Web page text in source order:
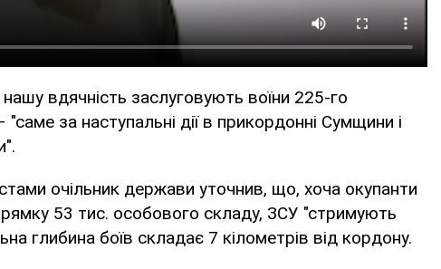
вдячність заслуговують воїни 225-го
за наступальні дії в прикордонні Сумщини і
очільник держави уточнив, що, хоча окупанти
53 тис. особового складу, ЗСУ "стримують
глибина боїв складає 7 кілометрів від кордону.